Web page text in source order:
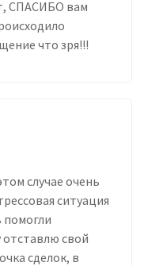
СПАСИБО вам
что зря!!!
случае очень
ситуация
помогли
свой
сделок, в